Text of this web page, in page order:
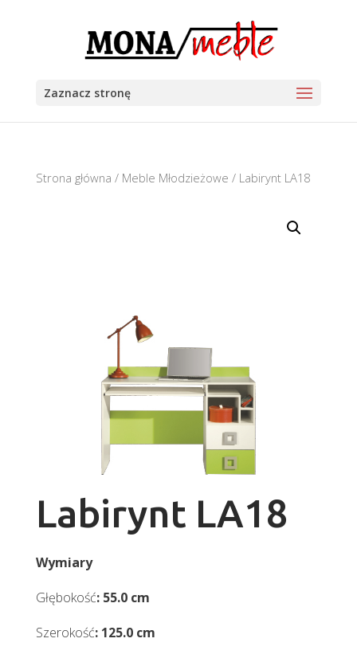
Zaznacz stronę
Strona główna / Meble Młodzieżowe / Labirynt LA18
Labirynt LA18
Wymiary
Głębokość: 55.0 cm
Szerokość: 125.0 cm